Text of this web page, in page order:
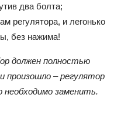
два болта;
регулятора, и легонько
без нажима!
должен полностью
произошло – регулятор
заменить.